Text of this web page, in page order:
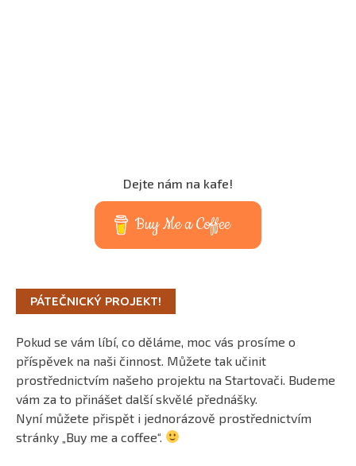
Dejte nám na kafe!
Buy Me a Coffee
PÁTEČNICKÝ PROJEKT!
Pokud se vám líbí, co děláme, moc vás prosíme o
příspěvek na naši činnost. Můžete tak učinit
prostřednictvím našeho projektu na Startovači. Budeme
vám za to přinášet další skvělé přednášky.
Nyní můžete přispět i jednorázově prostřednictvím
stránky „Buy me a coffee“.